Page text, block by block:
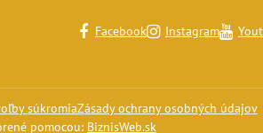
Facebook Instagram
súkromiaZásady ochrany osobných údajov
pomocou: BiznisWeb.sk